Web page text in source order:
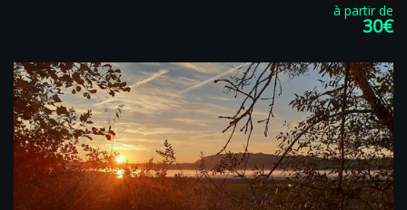
à partir de
30€